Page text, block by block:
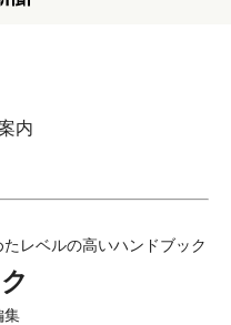
内
レベルの高いハンドブック
集